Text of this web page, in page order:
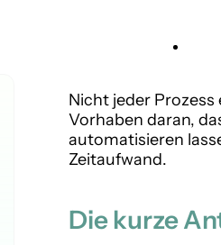
Nicht jeder
Vorhaben daran,
automatisieren
Zeitaufwand.
Die kurze